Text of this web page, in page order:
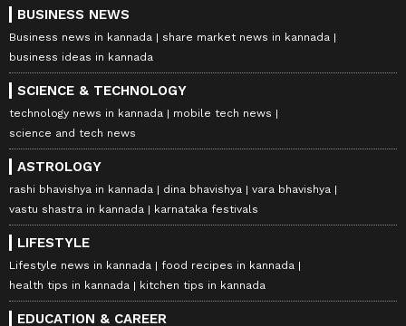
BUSINESS NEWS
Business news in kannada
share market news in kannada
business ideas in kannada
SCIENCE & TECHNOLOGY
technology news in kannada
mobile tech news
science and tech news
ASTROLOGY
rashi bhavishya in kannada dina bhavishya
vara bhavishya
vastu shastra in kannada
karnataka festivals
LIFESTYLE
Lifestyle news in kannada
food recipes in kannada
health tips in kannada
kitchen tips in kannada
EDUCATION & CAREER